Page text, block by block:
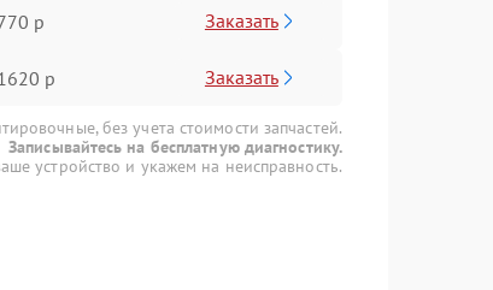
р Заказать
р Заказать
без учета стоимости запчастей.
Записывайтесь на бесплатную диагностику.
устройство и укажем на неисправность.